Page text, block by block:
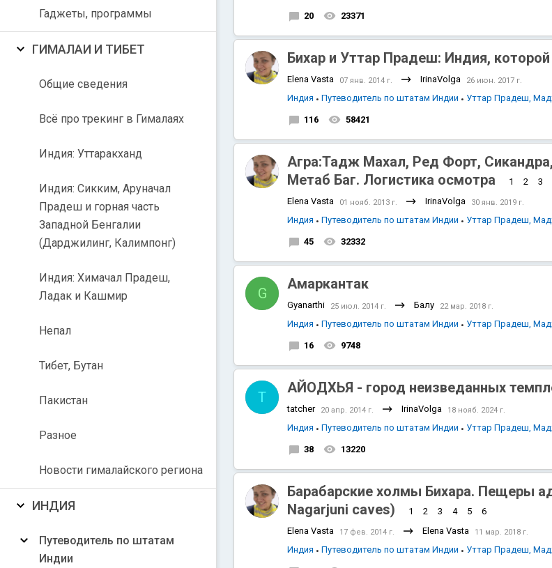
Гаджеты, программы
ГИМАЛАИ И ТИБЕТ
Общие сведения
Всё про трекинг в Гималаях
Индия: Уттаракханд
Индия: Сикким, Аруначал
Прадеш и горная часть
Западной Бенгалии
(Дарджилинг, Калимпонг)
Индия: Химачал Прадеш,
Ладак и Кашмир
Непал
Тибет, Бутан
Пакистан
Разное
Новости гималайского региона
ИНДИЯ
Путеводитель по штатам
Индии
Индийский океан
20 23371
Бихар и Уттар Прадеш: Индия,
Elena Vasta
07 янв. 2014 г. IrinaVolga 26 июн. 2017 г.
Индия Путеводитель по штатам Индии Уттар Прадеш,
116 58421
Агра:Тадж Махал, Ред Форт,
Метаб Баг. Логистика осмотра
1 2
3
Elena Vasta
01 нояб. 2013 г. IrinaVolga 30 янв. 2019 г.
Индия Путеводитель по штатам Индии Уттар Прадеш,
45 32332
Амаркантак
G
Gyanarthi 25 июл. 2014 г. Балу 22 мар. 2018 г.
Индия Путеводитель по штатам Индии Уттар Прадеш,
16 9748
АЙОДХЬЯ - город неизведанных
T
tatcher 20 апр. 2014 г. IrinaVolga 18 нояб. 2024 г.
Индия Путеводитель по штатам Индии Уттар Прадеш,
38 13220
Барабарские холмы Бихара. Пещеры
Nagarjuni caves)
1 2 3 4 5
6
Elena Vasta
17 фев. 2014 г. Elena Vasta 11 мар. 2018 г.
Индия Путеводитель по штатам Индии Уттар Прадеш,